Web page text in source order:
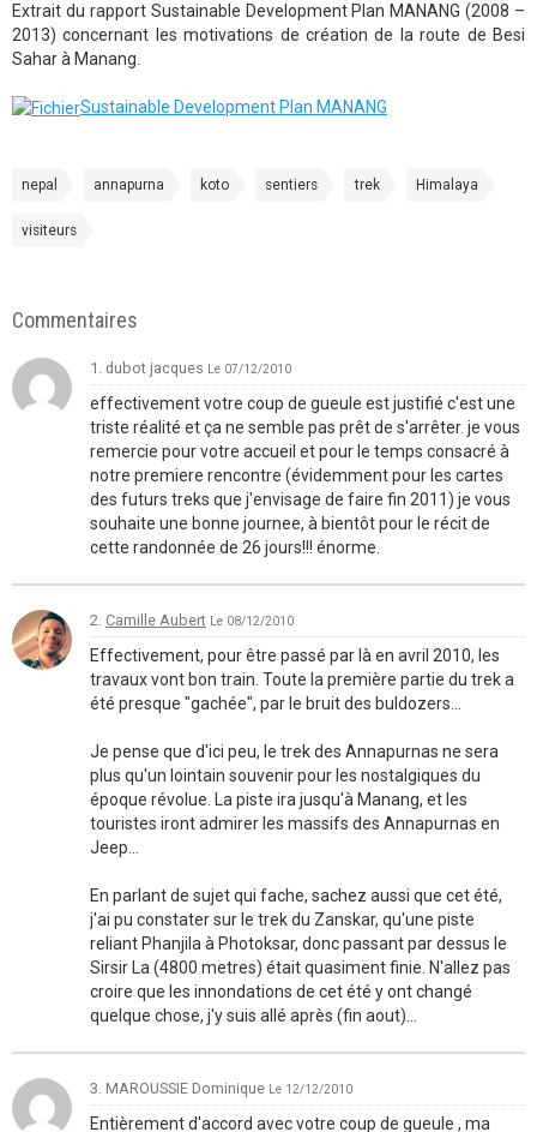
Extrait du rapport Sustainable Development Plan MANANG (2008 –
2013) concernant les motivations de création de la route de Besi
Sahar à Manang.
Sustainable Development Plan MANANG
nepal annapurna koto sentiers trek Himalaya
visiteurs
Commentaires
1. dubot jacques Le 07/12/2010
effectivement votre coup de gueule est justifié c'est une
triste réalité et ça ne semble pas prêt de s'arrêter. je vous
remercie pour votre accueil et pour le temps consacré à
notre premiere rencontre (évidemment pour les cartes
des futurs treks que j'envisage de faire fin 2011) je vous
souhaite une bonne journee, à bientôt pour le récit de
cette randonnée de 26 jours!!! énorme.
2. Camille Aubert Le 08/12/2010
Effectivement, pour être passé par là en avril 2010, les
travaux vont bon train. Toute la première partie du trek a
été presque "gachée", par le bruit des buldozers...
Je pense que d'ici peu, le trek des Annapurnas ne sera
plus qu'un lointain souvenir pour les nostalgiques du
époque révolue. La piste ira jusqu'à Manang, et les
touristes iront admirer les massifs des Annapurnas en
Jeep...
En parlant de sujet qui fache, sachez aussi que cet été,
j'ai pu constater sur le trek du Zanskar, qu'une piste
reliant Phanjila à Photoksar, donc passant par dessus le
Sirsir La (4800 metres) était quasiment finie. N'allez pas
croire que les innondations de cet été y ont changé
quelque chose, j'y suis allé après (fin aout)...
3. MAROUSSIE Dominique Le 12/12/2010
Entièrement d'accord avec votre coup de gueule , ma